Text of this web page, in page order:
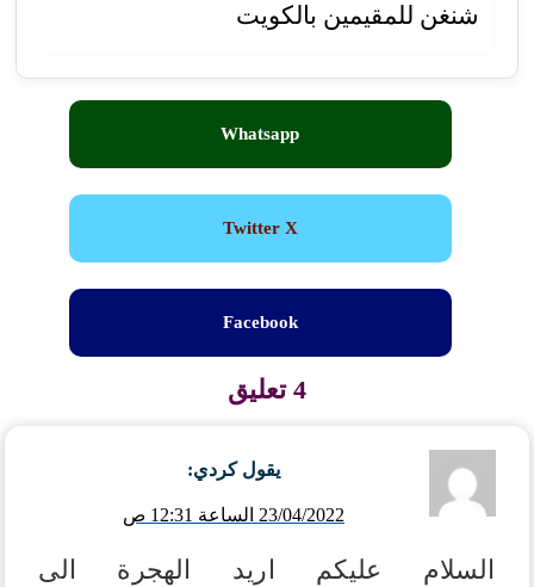
شنغن للمقيمين بالكويت
Whatsapp
Twitter X
Facebook
4 تعليق
يقول كردي:
23/04/2022 الساعة 12:31 ص
السلام عليكم اريد الهجرة الى